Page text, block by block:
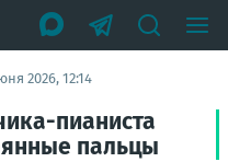
2026, 12:14
пианиста
пальцы